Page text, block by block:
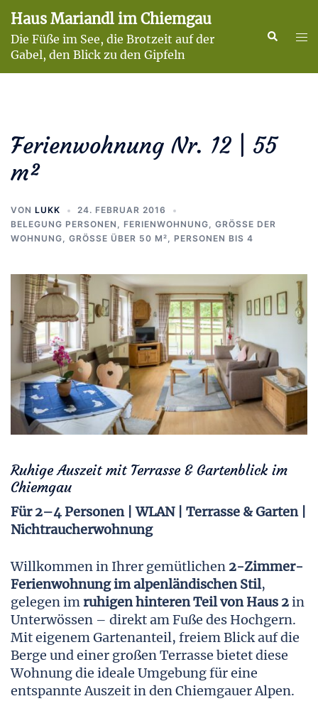
Zum
Inhalt
springen
Haus Mariandl im Chiemgau
Die Füße im See, die Brotzeit auf der
Gabel, den Blick zu den Gipfeln
Suche
Ferienwohnung Nr. 12 | 55
m²
VON LUKK
24. FEBRUAR 2016
BELEGUNG PERSONEN , FERIENWOHNUNG, GRÖSSE DER W
OHNUNG
, GRÖSSE ÜBER 50 M² , PERSONEN BIS 4
Ruhige Auszeit mit Terrasse & Gartenblick im
Chiemgau
Für 2–4 Personen | WLAN | Terrasse & Garten |
Nichtraucherwohnung
Willkommen in Ihrer gemütlichen 2-Zimmer-
Ferienwohnung im alpenländischen Stil,
gelegen im ruhigen hinteren Teil von Haus 2in
Unterwössen – direkt am Fuße des Hochgern.
Mit eigenem Gartenanteil, freiem Blick auf die
Berge und einer großen Terrasse bietet diese
Wohnung die ideale Umgebung für eine
entspannte Auszeit in den Chiemgauer Alpen.